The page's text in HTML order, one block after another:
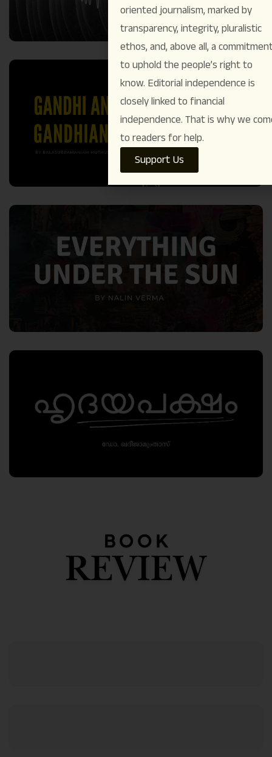
oriented journalism, marked by
transparency, integrity, pluralistic
ethos, and, above all, a
to uphold the people’s right to
know. Editorial independence is
closely linked to financial
independence. That is why we
to readers for help.
Support Us